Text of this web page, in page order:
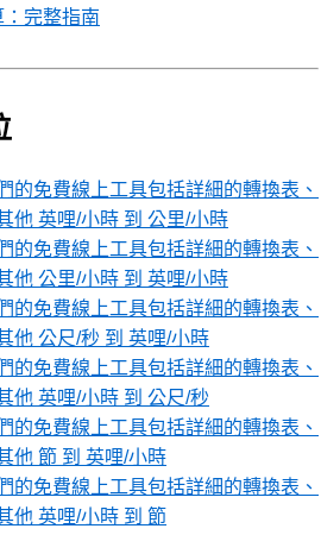
完整指南
的免費線上工具包括詳細的轉換表、
他 英哩/小時 到 公里/小時
的免費線上工具包括詳細的轉換表、
他 公里/小時 到 英哩/小時
的免費線上工具包括詳細的轉換表、
他 公尺/秒 到 英哩/小時
的免費線上工具包括詳細的轉換表、
他 英哩/小時 到 公尺/秒
的免費線上工具包括詳細的轉換表、
他 節 到 英哩/小時
的免費線上工具包括詳細的轉換表、
他 英哩/小時 到 節